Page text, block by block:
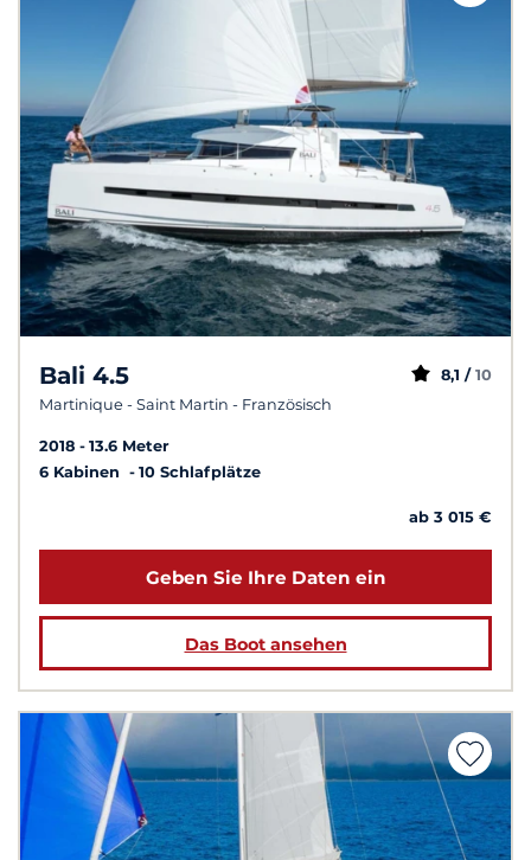
Bali 4.5
Martinique - Saint Martin - Französisch
8,1 / 10
2018
13.6 Meter
6 Kabinen
10 Schlafplätze
ab 3 015 €
Geben Sie Ihre Daten ein
Das Boot ansehen